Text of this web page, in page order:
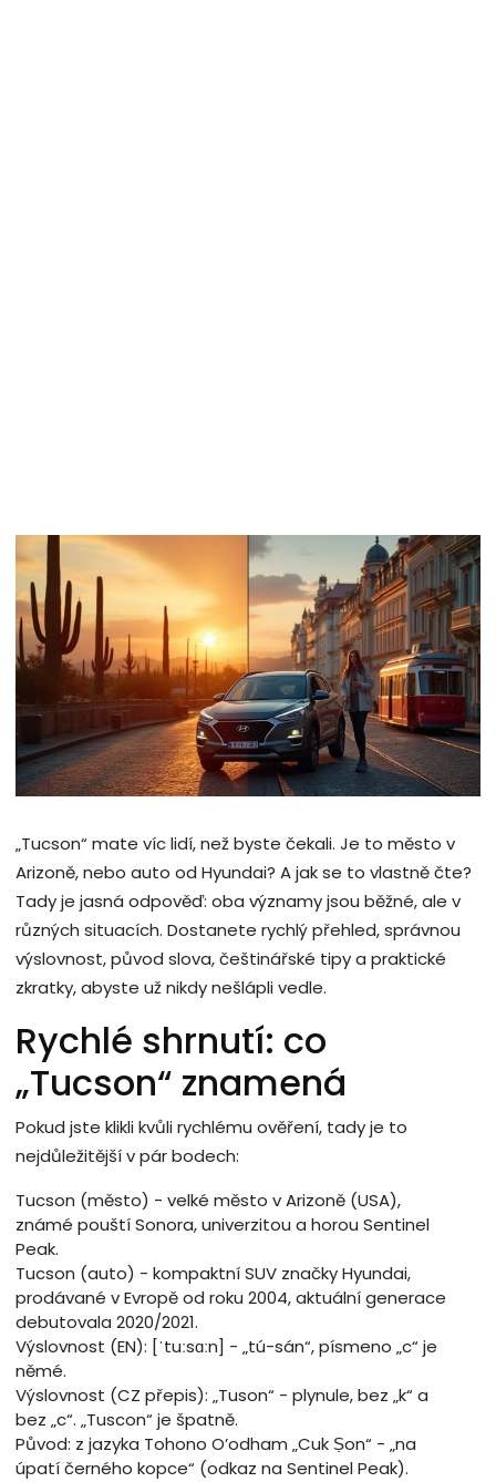
„Tucson“ mate víc lidí, než byste čekali. Je to město v
Arizoně, nebo auto od Hyundai? A jak se to vlastně čte?
Tady je jasná odpověď: oba významy jsou běžné, ale v
různých situacích. Dostanete rychlý přehled, správnou
výslovnost, původ slova, češtinářské tipy a praktické
zkratky, abyste už nikdy nešlápli vedle.
Rychlé shrnutí: co
„Tucson“ znamená
Pokud jste klikli kvůli rychlému ověření, tady je to
nejdůležitější v pár bodech:
Tucson (město) - velké město v Arizoně (USA),
známé pouští Sonora, univerzitou a horou Sentinel
Peak.
Tucson (auto) - kompaktní SUV značky Hyundai,
prodávané v Evropě od roku 2004, aktuální generace
debutovala 2020/2021.
Výslovnost (EN): [ˈtuːsɑːn] - „tú-sán“, písmeno „c“ je
němé.
Výslovnost (CZ přepis): „Tuson“ - plynule, bez „k“ a
bez „c“. „Tuscon“ je špatně.
Původ: z jazyka Tohono O’odham „Cuk Ṣon“ - „na
úpatí černého kopce“ (odkaz na Sentinel Peak).